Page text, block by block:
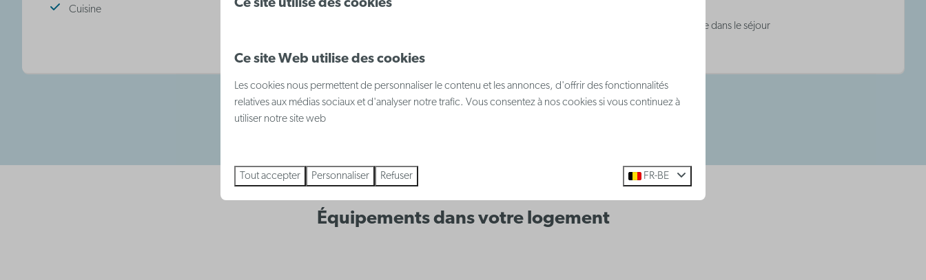
Cuisine
Canapé-lit dans le séjour
Lit double dans le séjour
Équipements dans votre logement
Ce site utilise des cookies
Ce site Web utilise des cookies
Les cookies nous permettent de personnaliser le contenu et les annonces, d'offrir des fonctionnalités
relatives aux médias sociaux et d'analyser notre trafic. Vous consentez à nos cookies si vous continuez à
utiliser notre site web
Tout accepter Personnaliser Refuser FR-BE